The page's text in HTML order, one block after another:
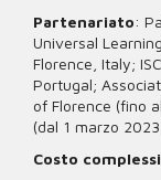
Partenariato:
Universal
Florence, Italy;
Portugal;
of Florence (fino
(dal 1 marzo
Costo